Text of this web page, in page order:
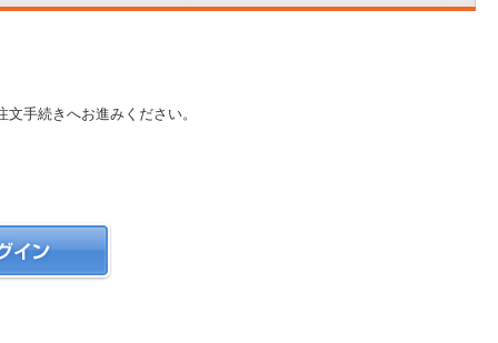
手続きへお進みください。